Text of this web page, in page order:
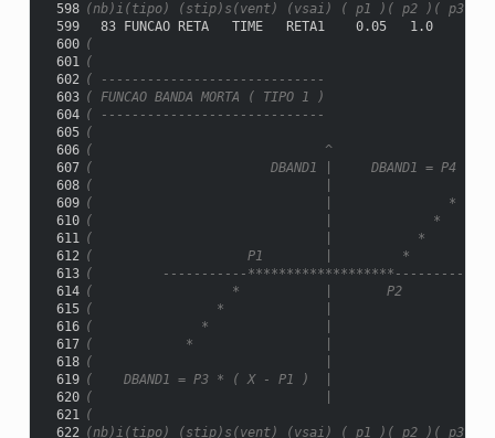
598 (nb)i(tipo) (stip)s(vent) (vsai) ( p1 )( p2 )( p3 )(
599
  83 FUNCAO RETA   TIME   RETA1    0.05   1.0
600 (
601
(
602 ( -----------------------------
603 ( FUNCAO BANDA MORTA ( TIPO 1 )
604 ( -----------------------------
605 (
606 (                              ^
607 (                       DBAND1 |     DBAND1 = P4 * (
608 (                              |
609 (                              |               *
610 (                              |             *
611
(                              |           *
612 (                    P1        |         *
613 (         -----------
614 (                  *           |       P2
615 (                *             |
616 (              *               |
617 (            *                 |
618 (                              |
619 (    DBAND1 = P3 * ( X - P1 )  |
620 (                              |
621
(
622 (nb)i(tipo) (stip)s(vent) (vsai) ( p1 )( p2 )( p3 )(